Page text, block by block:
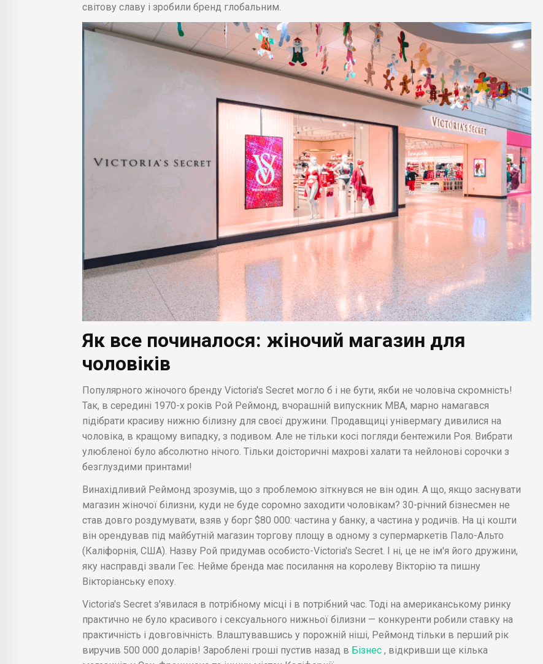
світову славу і зробили бренд глобальним.
Як все починалося: жіночий магазин для
чоловіків
Популярного жіночого бренду Victoria's Secret могло б і не бути, якби не чоловіча скромність!
Так, в середині 1970-х років Рой Реймонд, вчорашній випускник MBA, марно намагався
підібрати красиву нижню білизну для своєї дружини. Продавщиці універмагу дивилися на
чоловіка, в кращому випадку, з подивом. Але не тільки косі погляди бентежили Роя. Вибрати
улюбленої було абсолютно нічого. Тільки доісторичні махрові халати та нейлонові сорочки з
безглуздими принтами!
Винахідливий Реймонд зрозумів, що з проблемою зіткнувся не він один. А що, якщо заснувати
магазин жіночої білизни, куди не буде соромно заходити чоловікам? 30-річний бізнесмен не
став довго роздумувати, взяв у борг $80 000: частина у банку, а частина у родичів. На ці кошти
він орендував під майбутній магазин торгову площу в одному з супермаркетів Пало-Альто
(Каліфорнія, США). Назву Рой придумав особисто-Victoria's Secret. І ні, це не ім'я його дружини,
яку насправді звали Геє. Нейме бренда має посилання на королеву Вікторію та пишну
Вікторіанську епоху.
Victoria's Secret з'явилася в потрібному місці і в потрібний час. Тоді на американському ринку
практично не було красивого і сексуального нижньої білизни — конкуренти робили ставку на
практичність і довговічність. Влаштувавшись у порожній ніші, Реймонд тільки в перший рік
виручив 500 000 доларів! Зароблені гроші пустив назад в Бізнес , відкривши ще кілька